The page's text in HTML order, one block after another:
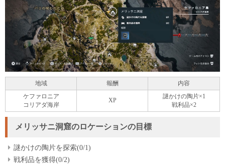
地域 報酬
内容
ケファロニア
コリアダ海岸
XP
謎かけの陶片×1
戦利品×2
メリッサニ洞窟のロケーションの目標
謎かけの陶片を探索(0/1)
戦利品を獲得(0/2)